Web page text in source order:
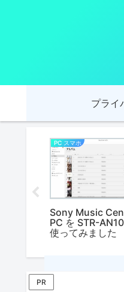
プライ
PC スマホ
Sony Music
PC を STR-
使ってみました
PR